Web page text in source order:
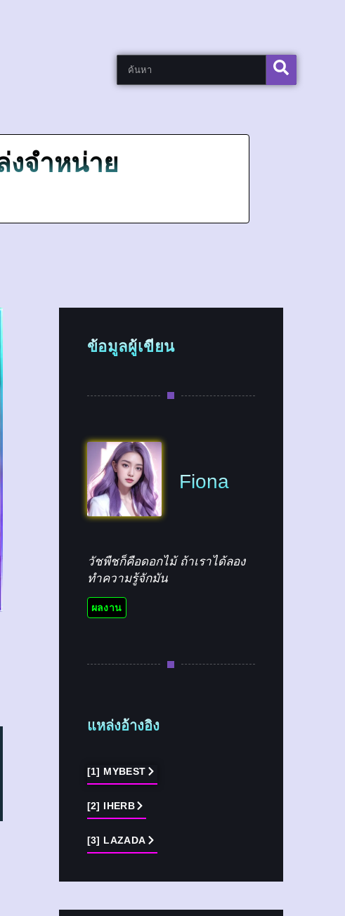
งจำหน่าย
ข้อมูลผู้เขียน
Fiona
วัชพืชก็คือดอกไม้ ถ้าเราได้ลอง
ทำความรู้จักมัน
ผลงาน
แหล่งอ้างอิง
[1] MYBEST
[2] IHERB
[3] LAZADA